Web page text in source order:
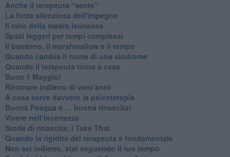
​Anche il terapeuta “sente”
​La forza silenziosa dell'impegno
​Il mito della madre leonessa
Spazi leggeri per tempi complessi
Il bambino, il marshmallow e il tempo
​Quando cambia il nome di una sindrome
​Quando il terapeuta torna a casa
​Buon 1 Maggio!
Ritornare indietro di vent’anni
​A cosa serve davvero la psicoterapia
​Buona Pasqua e … buona rinascita!
​Vivere nell’incertezza
​Storie di rinascita: i Take That
​Quando la rigidità del terapeuta è fondamentale
​Non sei indietro, stai seguendo il tuo tempo